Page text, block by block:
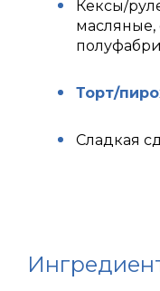
Кексы/
масляные,
Торт/
Сладкая